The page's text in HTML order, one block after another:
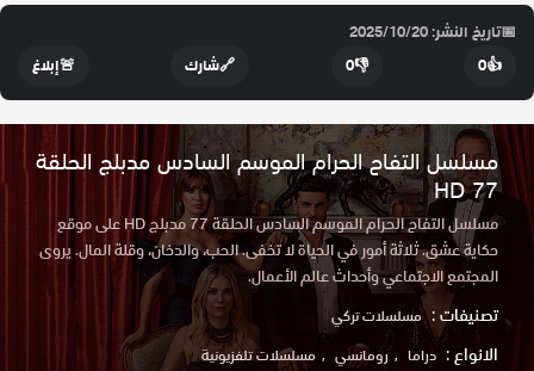
📅تاريخ النشر: 2025/10/20
👍
0
👎
0
🔗شارك 🚨إبلاغ
مسلسل التفاح الحرام الموسم السادس مدبلج الحلقة
77 HD
مسلسل التفاح الحرام الموسم السادس الحلقة 77 مدبلج HD على موقع
حكاية عشق. ثلاثة أمور في الحياة لا تخفى. الحب، والدخان، وقلة المال. يروى
المجتمع الاجتماعي وأحداث عالم الأعمال.
تصنيفات : مسلسلات تركي
الانواع : دراما رومانسي مسلسلات تلفزيونية